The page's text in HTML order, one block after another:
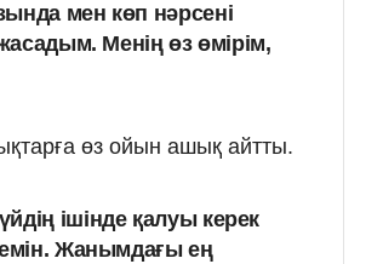
мен көп нәрсені
Менің өз өмірім,
өз ойын ашық айтты.
ішінде қалуы керек
Жанымдағы ең